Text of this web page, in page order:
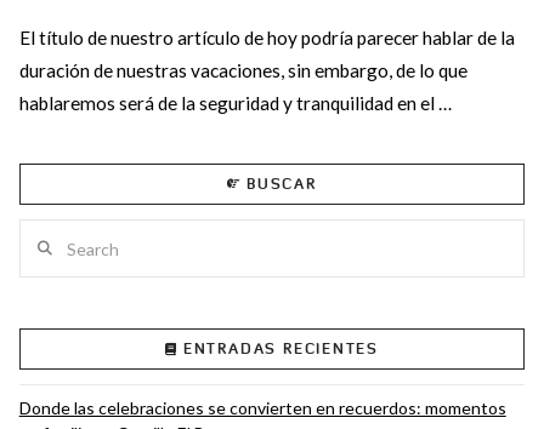
El título de nuestro artículo de hoy podría parecer hablar de la
duración de nuestras vacaciones, sin embargo, de lo que
hablaremos será de la seguridad y tranquilidad en el …
BUSCAR
ENTRADAS RECIENTES
Donde las celebraciones se convierten en recuerdos: momentos